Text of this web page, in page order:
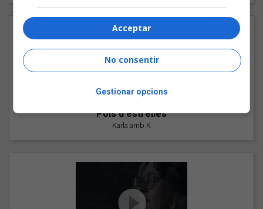
"Pols d'estrelles"
Karla amb K
Acceptar
No consentir
Gestionar opcions